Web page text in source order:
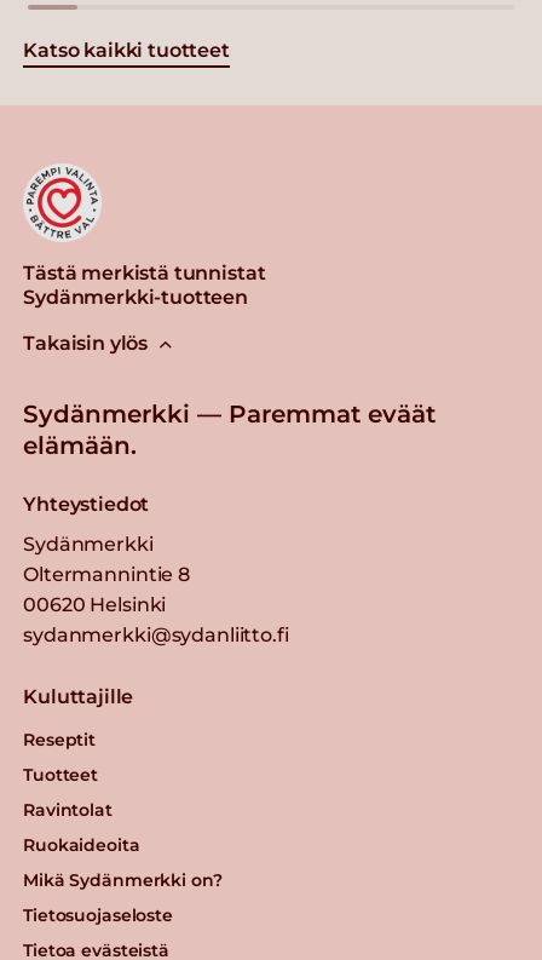
Katso kaikki tuotteet
Tästä merkistä tunnistat
Sydänmerkki-tuotteen
Takaisin ylös
Sydänmerkki — Paremmat eväät
elämään.
Yhteystiedot
Sydänmerkki
Oltermannintie 8
00620 Helsinki
sydanmerkki@sydanliitto.fi
Kuluttajille
Reseptit
Tuotteet
Ravintolat
Ruokaideoita
Mikä Sydänmerkki on?
Tietosuojaseloste
Tietoa evästeistä